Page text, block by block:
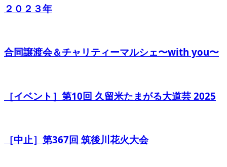
２０２３年
合同譲渡会＆チャリティーマルシェ〜with you〜
［イベント］第10回 久留米たまがる大道芸 2025
［中止］第367回 筑後川花火大会